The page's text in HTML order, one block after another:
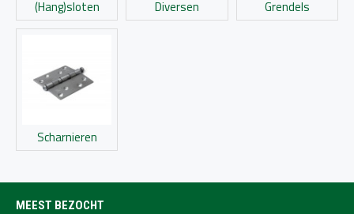
(Hang)sloten Diversen Grendels
Scharnieren
MEEST BEZOCHT